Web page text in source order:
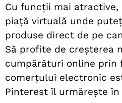
Cu funcții mai
piață virtuală unde
produse direct de pe
Să profite de creșterea
cumpărături online prin
comerțului electronic
Pinterest îl urmărește